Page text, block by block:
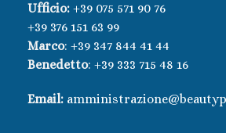
Ufficio: +39 075 571 90 76
+39 376 151 63 99
Marco: +39 347 844 41 44
Benedetto: +39 333 715 48 16
Email: